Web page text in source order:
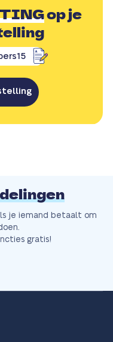
op je
je iemand betaalt om
gratis!